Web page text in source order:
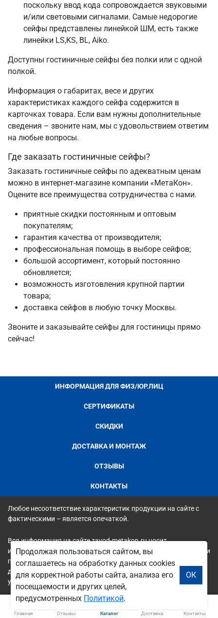
поскольку ввод кода сопровождается звуковыми
и/или световыми сигналами. Самые недорогие
сейфы представлены линейкой ШМ, есть также
линейки LS,KS, BL, Aiko.
Доступны гостиничные сейфы без полки или с одной
полкой.
Информация о габаритах, весе и других
характеристиках каждого сейфа содержится в
карточках товара. Если вам нужны дополнительные
сведения – звоните нам, мы с удовольствием ответим
на любые вопросы.
Где заказать гостиничные сейфы?
Заказать гостиничные сейфы по адекватным ценам
можно в интернет-магазине компании «МетаКон».
Оцените все преимущества сотрудничества с нами.
приятные скидки постоянным и оптовым
покупателям;
гарантия качества от производителя;
профессиональная помощь в выборе сейфов;
большой ассортимент, который постоянно
обновляется;
возможность изготовления крупной партии
товара;
доставка сейфов в любую точку Москвы.
Звоните и заказывайте сейфы для гостиницы прямо
сейчас!
ИНФОРМАЦИЯ ДЛЯ ФИЗ/ЮР.ЛИЦ
СЕРТИФИКАТЫ
СКИДКИ
ДОСТАВКА И МОНТАЖ
ОТЗЫВЫ
КОНТАКТЫ
Любое несоответствие характеристик продукции на сайте с
фактическими – является опечаткой.
Вся информация на сайте zavod-metakon.ru носит
исключительно ознакомительный и справочный характер и ни
при каких условиях не является публичной офертой. Всю
дополнительную информацию можно узнать по телефонам
указанным на сайте.
Главная Отзывы Каталог Доставка Контакты
Продолжая пользоваться сайтом, вы
соглашаетесь на обработку данных cookies
для корректной работы сайта, анализа его
посещаемости и других целей,
предусмотренных Политикой.
ОК